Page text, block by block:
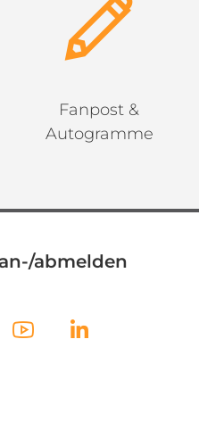
Fanpost &
Autogramme
abmelden